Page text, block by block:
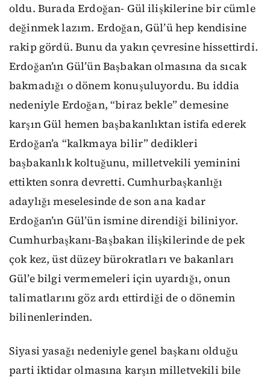
oldu. Burada Erdoğan- Gül ilişkilerine bir cümle
değinmek lazım. Erdoğan, Gül’ü hep kendisine
rakip gördü. Bunu da yakın çevresine hissettirdi.
Erdoğan’ın Gül’ün Başbakan olmasına da sıcak
bakmadığı o dönem konuşuluyordu. Bu iddia
nedeniyle Erdoğan, “biraz bekle” demesine
karşın Gül hemen başbakanlıktan istifa ederek
Erdoğan’a “kalkmaya bilir” dedikleri
başbakanlık koltuğunu, milletvekili yeminini
ettikten sonra devretti. Cumhurbaşkanlığı
adaylığı meselesinde de son ana kadar
Erdoğan’ın Gül’ün ismine direndiği biliniyor.
Cumhurbaşkanı-Başbakan ilişkilerinde de pek
çok kez, üst düzey bürokratları ve bakanları
Gül’e bilgi vermemeleri için uyardığı, onun
talimatlarını göz ardı ettirdiği de o dönemin
bilinenlerinden.
Siyasi yasağı nedeniyle genel başkanı olduğu
parti iktidar olmasına karşın milletvekili bile